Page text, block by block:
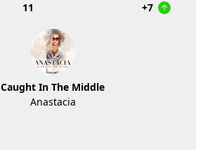
11 +7
Caught In The Middle
Anastacia